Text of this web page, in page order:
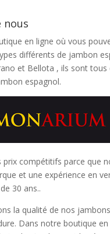
nous
en ligne où vous
différents de jambon
et Bellota , ils sont tous
espagnol.
prix compétitifs parce que
et une expérience en
30 ans..
la qualité de nos
Dans notre boutique en